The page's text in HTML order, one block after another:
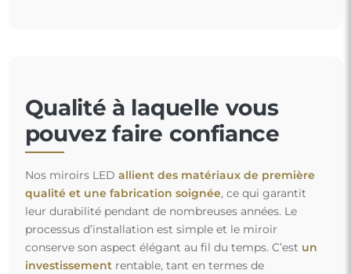
Qualité à laquelle vous
pouvez faire confiance
Nos miroirs LED allient des matériaux de première
qualité et une fabrication soignée, ce qui garantit
leur durabilité pendant de nombreuses années. Le
processus d’installation est simple et le miroir
conserve son aspect élégant au fil du temps. C’est un
investissementrentable, tant en termes de